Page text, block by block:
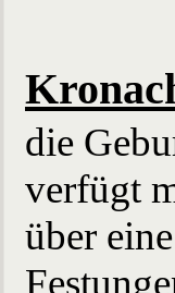
die
verfügt
über